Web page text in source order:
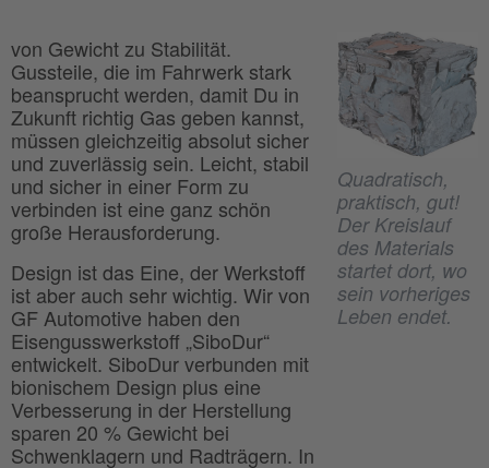
von Gewicht zu Stabilität.
Gussteile, die im Fahrwerk stark
beansprucht werden, damit Du in
Zukunft richtig Gas geben kannst,
müssen gleichzeitig absolut sicher
und zuverlässig sein. Leicht, stabil
und sicher in einer Form zu
verbinden ist eine ganz schön
große Herausforderung.
Design ist das Eine, der Werkstoff
ist aber auch sehr wichtig. Wir von
GF Automotive haben den
Eisengusswerkstoff „SiboDur“
entwickelt. SiboDur verbunden mit
bionischem Design plus eine
Verbesserung in der Herstellung
sparen 20 % Gewicht bei
Schwenklagern und Radträgern. In
Quadratisch,
praktisch, gut!
Der Kreislauf
des Materials
startet dort, wo
sein vorheriges
Leben endet.